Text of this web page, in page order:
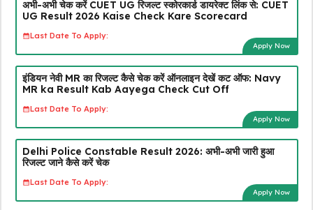
अभी-अभी चेक करें CUET UG रिजल्ट स्कोरकार्ड डायरेक्ट लिंक से: CUET
UG Result 2026 Kaise Check Kare Scorecard
Last Date To Apply:
Apply Now
इंडियन नेवी MR का रिजल्ट कैसे चेक करें ऑनलाइन देखें कट ऑफ: Navy
MR ka Result Kab Aayega Check Cut Off
Last Date To Apply:
Apply Now
Delhi Police Constable Result 2026: अभी-अभी जारी हुआ
रिजल्ट जाने कैसे करें चेक
Last Date To Apply:
Apply Now